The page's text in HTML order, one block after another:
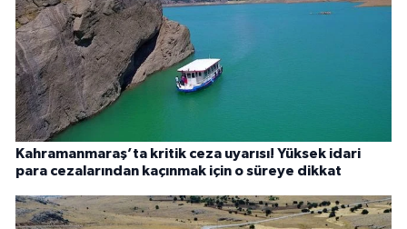
Kahramanmaraş’ta kritik ceza uyarısı! Yüksek idari
para cezalarından kaçınmak için o süreye dikkat